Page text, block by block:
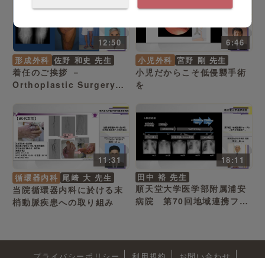
12:50
形成外科 佐野 和史 先生
着任のご挨拶 －
Orthoplastic Surgeryの
6:46
小児外科 宮野 剛 先生
小児だからこそ低侵襲手術
を
11:31
循環器内科 尾﨑 大 先生
当院循環器内科に於ける末
梢動脈疾患への取り組み
18:11
田中 裕 先生
順天堂大学医学部附属浦安
病院 第70回地域連携フォ